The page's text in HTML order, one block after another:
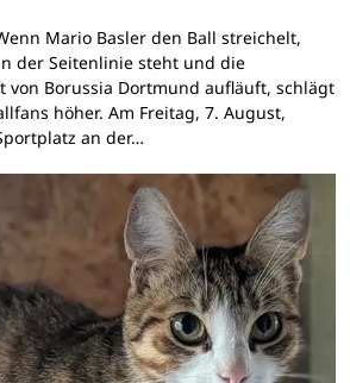
Mario Basler den Ball streichelt,
der Seitenlinie steht und die
von Borussia Dortmund aufläuft, schlägt
höher. Am Freitag, 7. August,
an der…